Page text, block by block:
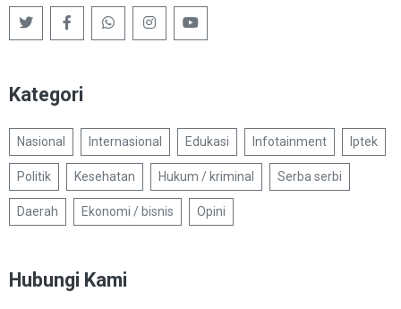
Kategori
Nasional Internasional Edukasi Infotainment Iptek
Politik Kesehatan Hukum / kriminal Serba serbi
Daerah Ekonomi / bisnis Opini
Hubungi Kami